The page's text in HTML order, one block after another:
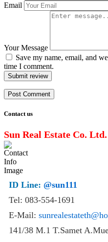
Email
Your Message
Save my name, email, and
time I comment.
Submit review
Contact us
Sun Real Estate Co. Ltd.
ID Line: @sun111
Tel: 083-554-1691
E-Mail:
141/38 M.1 T.Samet